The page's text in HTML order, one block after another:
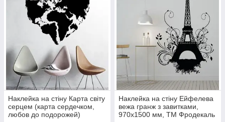
Наклейка на стіну Карта світу
серцем (карта сердечком,
любов до подорожей)
Наклейка на стіну Ейфелева
вежа гранж з завитками,
970х1500 мм, ТМ Фродекаль